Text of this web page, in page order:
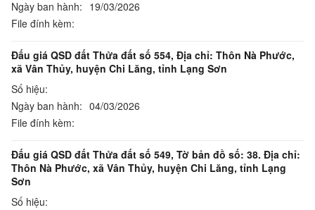
Ngày ban hành: 19/03/2026
File đính kèm:
Đấu giá QSD đất Thửa đất số 554, Địa chỉ: Thôn Nà Phước,
xã Vân Thủy, huyện Chi Lăng, tỉnh Lạng Sơn
Số hiệu:
Ngày ban hành: 04/03/2026
File đính kèm:
Đấu giá QSD đất Thửa đất số 549, Tờ bản đồ số: 38. Địa chỉ:
Thôn Nà Phước, xã Vân Thủy, huyện Chi Lăng, tỉnh Lạng
Sơn
Số hiệu: